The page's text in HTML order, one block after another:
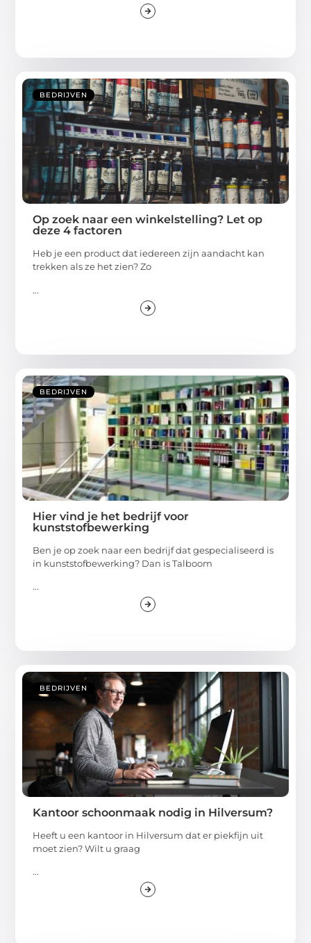
BEDRIJVEN
Op zoek naar een winkelstelling? Let op
deze 4 factoren
Heb je een product dat iedereen zijn aandacht kan
trekken als ze het zien? Zo
...
BEDRIJVEN
Hier vind je het bedrijf voor
kunststofbewerking
Ben je op zoek naar een bedrijf dat gespecialiseerd is
in kunststofbewerking? Dan is Talboom
...
BEDRIJVEN
Kantoor schoonmaak nodig in Hilversum?
Heeft u een kantoor in Hilversum dat er piekfijn uit
moet zien? Wilt u graag
...